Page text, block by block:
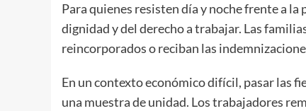
Para quienes resisten día y noche frente a la
dignidad y del derecho a trabajar. Las
reincorporados o reciban las
En un contexto económico difícil, pasar las
una muestra de unidad. Los trabajadores